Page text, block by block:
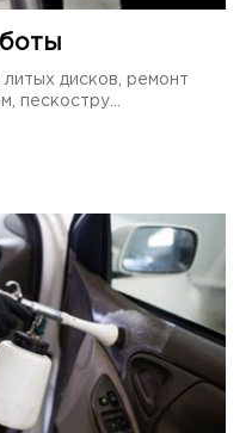
дисков, ремонт
пескостру...